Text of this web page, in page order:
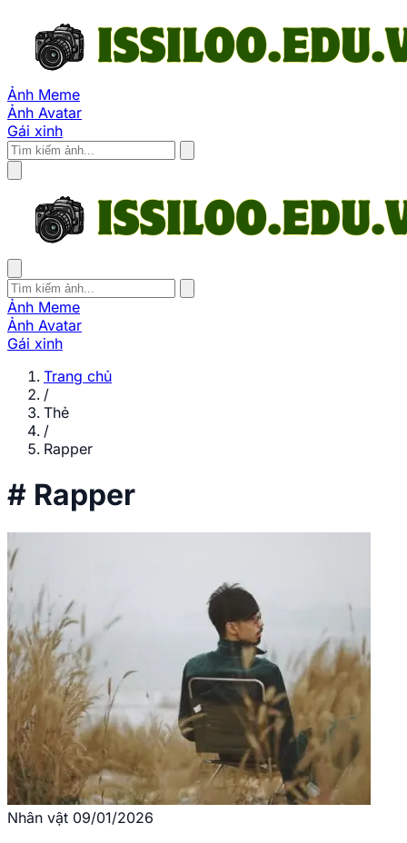
Ảnh Meme
Ảnh Avatar
Gái xinh
Ảnh Meme
Ảnh Avatar
Gái xinh
Trang chủ
/
Thẻ
/
Rapper
# Rapper
Nhân vật 09/01/2026